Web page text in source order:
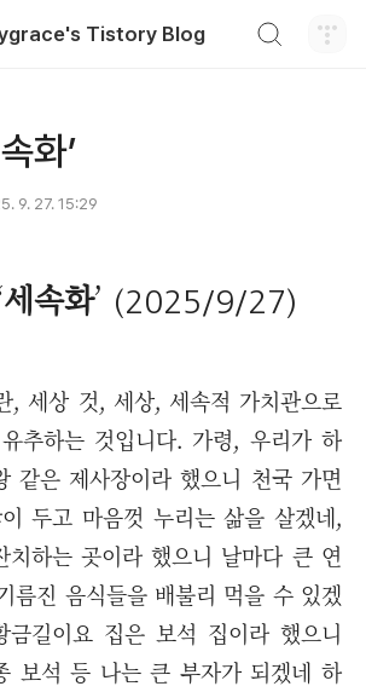
Tistory Blog
화’
9. 27. 15:29
세속화’ (2025/9/27)
, 세상 것, 세상, 세속적 가치관으로
추하는 것입니다. 가령, 우리가 하
같은 제사장이라 했으니 천국 가면
두고 마음껏 누리는 삶을 살겠네,
치하는 곳이라 했으니 날마다 큰 연
름진 음식들을 배불리 먹을 수 있겠
길이요 집은 보석 집이라 했으니
보석 등 나는 큰 부자가 되겠네 하